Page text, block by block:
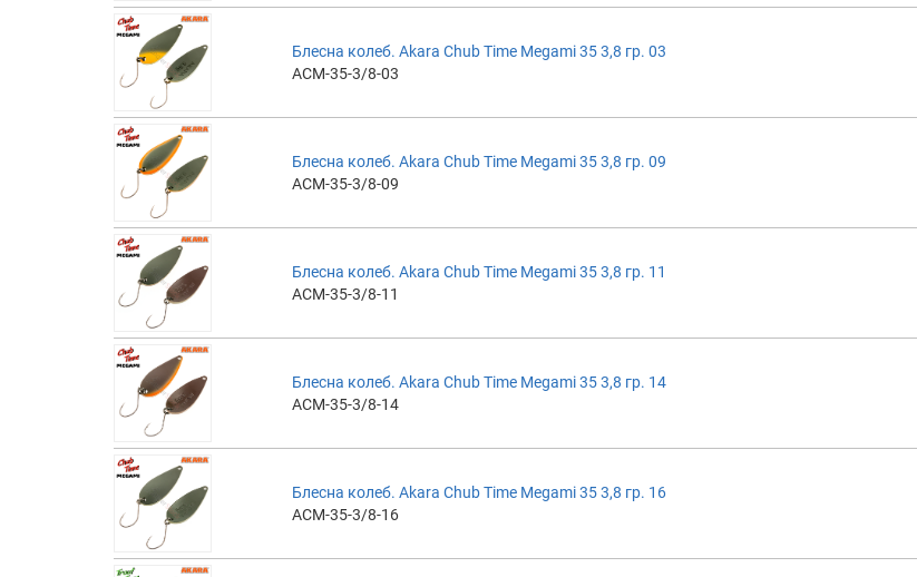
Блесна колеб. Akara Chub Time Megami 35 3,8 гр. 03
ACM-35-3/8-03
Блесна колеб. Akara Chub Time Megami 35 3,8 гр. 09
ACM-35-3/8-09
Блесна колеб. Akara Chub Time Megami 35 3,8 гр. 11
ACM-35-3/8-11
Блесна колеб. Akara Chub Time Megami 35 3,8 гр. 14
ACM-35-3/8-14
Блесна колеб. Akara Chub Time Megami 35 3,8 гр. 16
ACM-35-3/8-16